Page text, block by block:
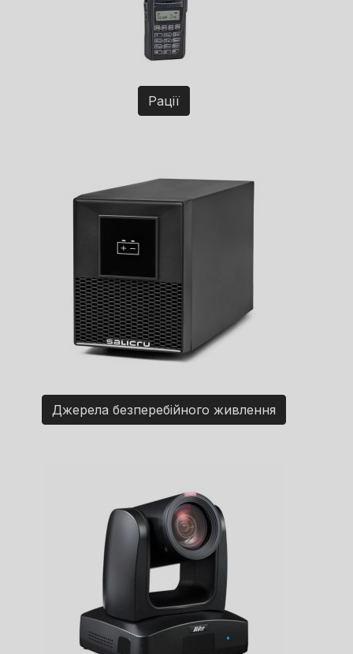
Рації
Джерела безперебійного живлення